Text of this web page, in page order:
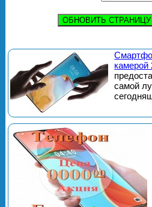
ОБНОВИТЬ
камерой
самой